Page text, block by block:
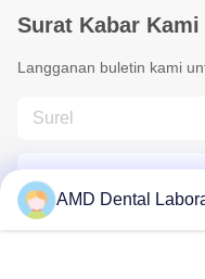
Surat Kabar Kami
Langganan buletin kami
AMD Dental